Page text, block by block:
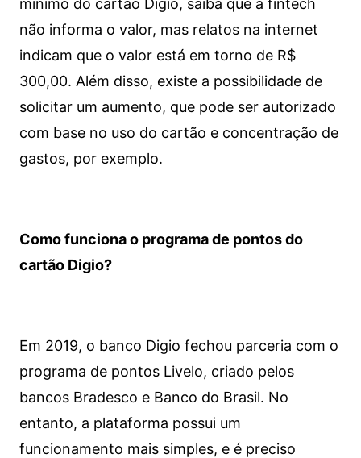
mínimo do cartão Digio, saiba que a fintech
não informa o valor, mas relatos na internet
indicam que o valor está em torno de R$
300,00. Além disso, existe a possibilidade de
solicitar um aumento, que pode ser autorizado
com base no uso do cartão e concentração de
gastos, por exemplo.
Como funciona o programa de pontos do
cartão Digio?
Em 2019, o banco Digio fechou parceria com o
programa de pontos Livelo, criado pelos
bancos Bradesco e Banco do Brasil. No
entanto, a plataforma possui um
funcionamento mais simples, e é preciso